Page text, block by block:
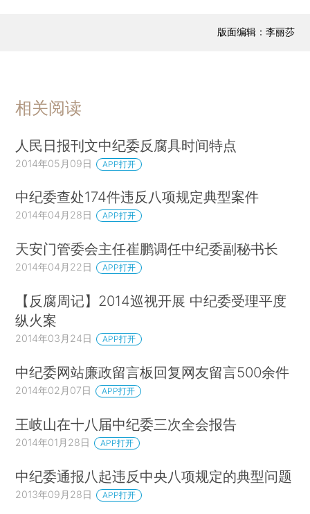
版面编辑：李丽莎
相关阅读
人民日报刊文中纪委反腐具时间特点
2014年05月09日 APP打开
中纪委查处174件违反八项规定典型案件
2014年04月28日 APP打开
天安门管委会主任崔鹏调任中纪委副秘书长
2014年04月22日 APP打开
【反腐周记】2014巡视开展 中纪委受理平度
纵火案
2014年03月24日 APP打开
中纪委网站廉政留言板回复网友留言500余件
2014年02月07日 APP打开
王岐山在十八届中纪委三次全会报告
2014年01月28日 APP打开
中纪委通报八起违反中央八项规定的典型问题
2013年09月28日 APP打开